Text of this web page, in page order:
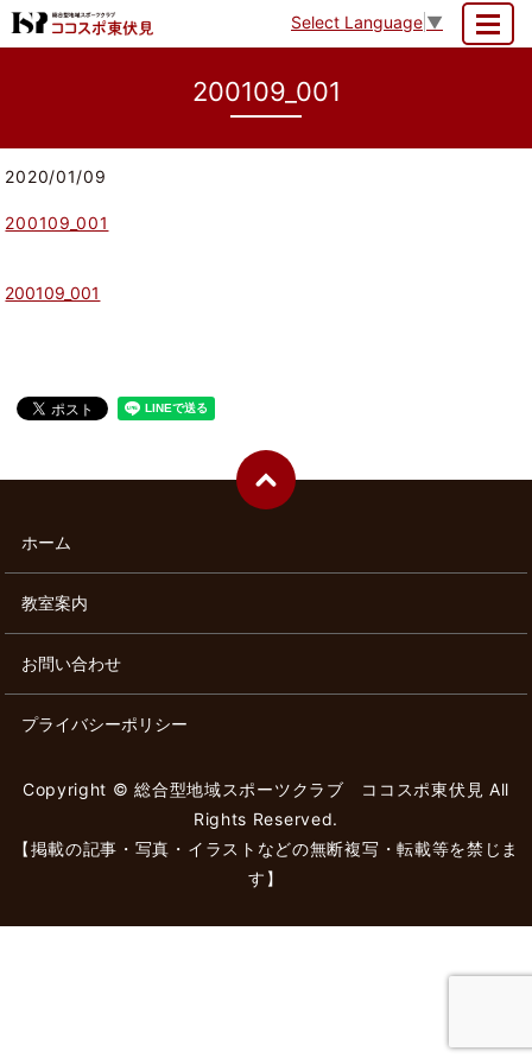
Select Language ▼
200109_001
2020/01/09
200109_001
200109_001
ホーム
教室案内
お問い合わせ
プライバシーポリシー
Copyright © 総合型地域スポーツクラブ ココスポ東伏見 All
Rights Reserved.
【掲載の記事・写真・イラストなどの無断複写・転載等を禁じま
す】